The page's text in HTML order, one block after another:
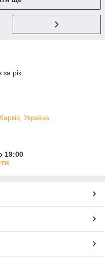
за рік
Україна
19:00